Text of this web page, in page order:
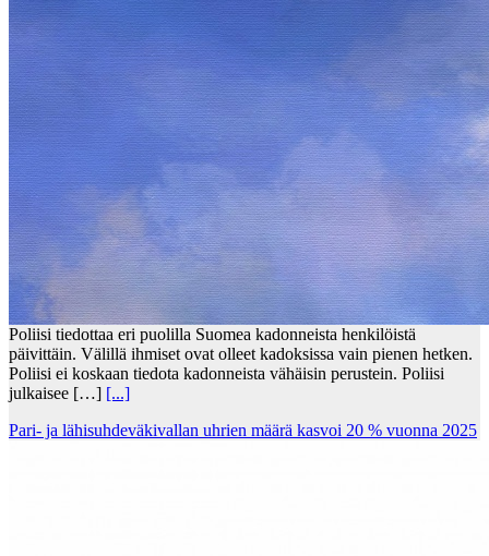
Poliisi tiedottaa eri puolilla Suomea kadonneista henkilöistä
päivittäin. Välillä ihmiset ovat olleet kadoksissa vain pienen hetken.
Poliisi ei koskaan tiedota kadonneista vähäisin perustein. Poliisi
julkaisee […] [...]
Pari- ja lähisuhdeväkivallan uhrien määrä kasvoi 20 % vuonna 2025